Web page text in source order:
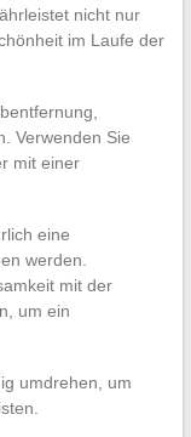
nicht nur
im Laufe der
Verwenden Sie
mit einer
eine
werden.
mit der
um ein
umdrehen, um